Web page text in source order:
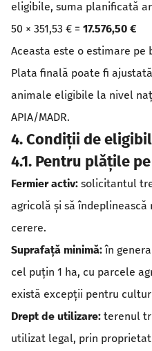
eligibile, suma planificată
50 × 351,53 € = 17.576,50 €
Aceasta este o estimare
Plata finală poate fi
animale eligibile la nivel
APIA/MADR.
4. Condiții de
4.1. Pentru plățile
Fermier activ: solicitantul
agricolă și să
cerere.
Suprafață minimă:în
cel puțin 1 ha, cu parcele
există excepții pentru
Drept de utilizare: terenul
utilizat legal, prin